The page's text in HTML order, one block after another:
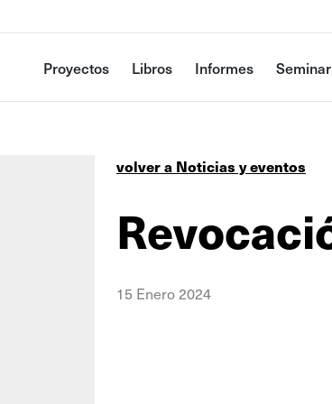
Proyectos Libros Informes
volver a Noticias y eventos
15 Enero 2024